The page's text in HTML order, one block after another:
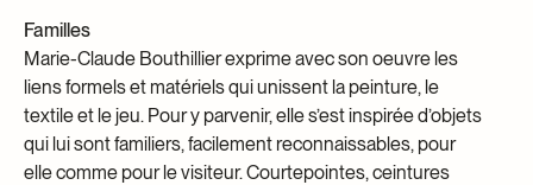
Familles
Marie-Claude Bouthillier exprime avec son oeuvre les
liens formels et matériels qui unissent la peinture, le
textile et le jeu. Pour y parvenir, elle s’est inspirée d’objets
qui lui sont familiers, facilement reconnaissables, pour
elle comme pour le visiteur. Courtepointes, ceintures